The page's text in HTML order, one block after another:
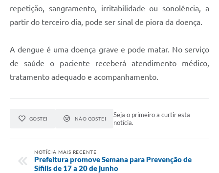
repetição, sangramento, irritabilidade ou sonolência, a
partir do terceiro dia, pode ser sinal de piora da doença.
A dengue é uma doença grave e pode matar. No serviço
de saúde o paciente receberá atendimento médico,
tratamento adequado e acompanhamento.
GOSTEI NÃO GOSTEI
Seja o primeiro a curtir esta
notícia.
NOTÍCIA MAIS RECENTE
Prefeitura promove Semana para Prevenção de
Sífilis de 17 a 20 de junho